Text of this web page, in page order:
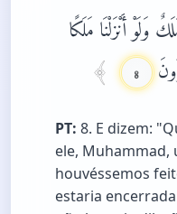
وَلَوْ أَنْزَلْنَا مَلَكًا
8
PT: 8. E dizem:
ele, Muhammad,
houvéssemos
estaria